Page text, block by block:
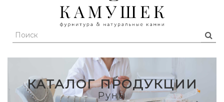
КАТАЛОГ ПРОДУКЦИИ
Руны